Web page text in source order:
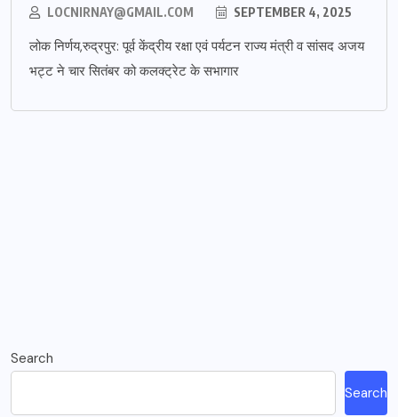
LOCNIRNAY@GMAIL.COM SEPTEMBER 4, 2025
लोक निर्णय,रुद्रपुर: पूर्व केंद्रीय रक्षा एवं पर्यटन राज्य मंत्री व सांसद अजय
भट्ट ने चार सितंबर को कलक्ट्रेट के सभागार
Search
Search